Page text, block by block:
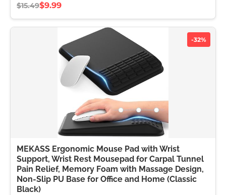
$15.49$9.99
-32%
MEKASS Ergonomic Mouse Pad with Wrist
Support, Wrist Rest Mousepad for Carpal Tunnel
Pain Relief, Memory Foam with Massage Design,
Non-Slip PU Base for Office and Home (Classic
Black)